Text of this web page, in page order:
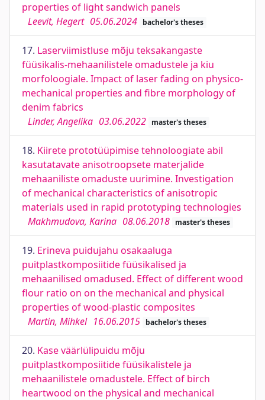
properties of light sandwich panels
Leevit, Hegert 05.06.2024 bachelor's theses
17. Laserviimistluse mõju teksakangaste
füüsikalis-mehaanilistele omadustele ja kiu
morfoloogiale. Impact of laser fading on physico-
mechanical properties and fibre morphology of
denim fabrics
Linder, Angelika 03.06.2022 master's theses
18. Kiirete prototüüpimise tehnoloogiate abil
kasutatavate anisotroopsete materjalide
mehaaniliste omaduste uurimine. Investigation
of mechanical characteristics of anisotropic
materials used in rapid prototyping technologies
Makhmudova, Karina 08.06.2018 master's theses
19. Erineva puidujahu osakaaluga
puitplastkomposiitide füüsikalised ja
mehaanilised omadused. Effect of different wood
flour ratio on on the mechanical and physical
properties of wood-plastic composites
Martin, Mihkel 16.06.2015 bachelor's theses
20. Kase väärlülipuidu mõju
puitplastkomposiitide füüsikalistele ja
mehaanilistele omadustele. Effect of birch
heartwood on the physical and mechanical